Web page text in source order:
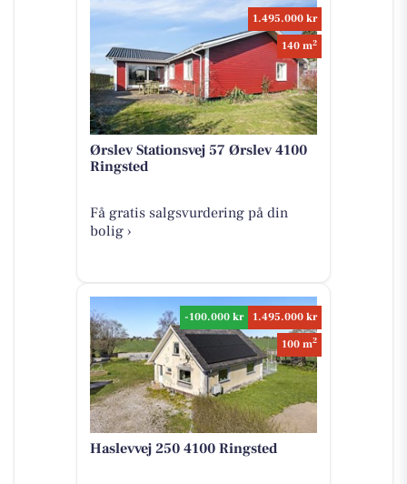
1.495.000 kr
140 m2
Ørslev Stationsvej 57 Ørslev 4100
Ringsted
Få gratis salgsvurdering på din
bolig ›
-100.000 kr
1.495.000 kr
100 m2
Haslevvej 250 4100 Ringsted